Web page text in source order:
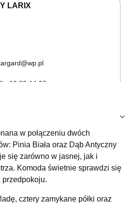
LARIX
10:00-14:00
Wybierz
KUBUŚ
w połączeniu dwóch
Pinia Biała oraz Dąb Antyczny
się zarówno w jasnej, jak i
Komoda świetnie sprawdzi się
cztery zamykane półki oraz